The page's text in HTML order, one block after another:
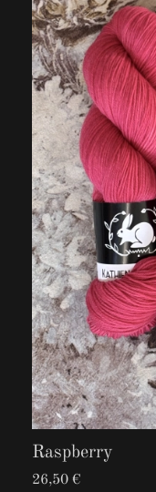
Raspberry
26,50 €